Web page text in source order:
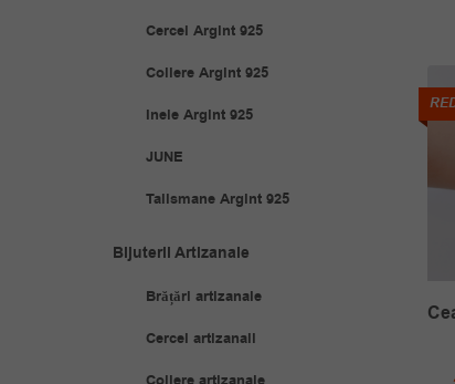
Ceas De Mana Cu Bratari
Decoratiuni
Cercei Argint 925
Coliere Argint 925
Inele Argint 925
JUNE
Talismane Argint 925
Bijuterii Artizanale
Brățări artizanale
Cercei artizanali